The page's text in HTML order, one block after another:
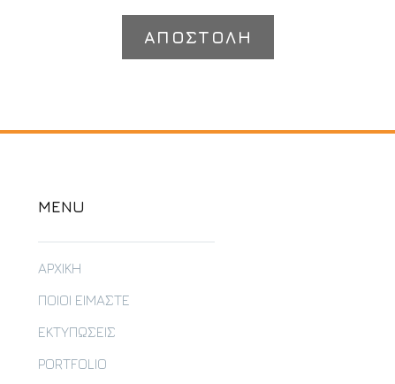
MENU
ΑΡΧΙΚΗ
ΠΟΙΟΙ ΕΙΜΑΣΤΕ
ΕΚΤΥΠΩΣΕΙΣ
PORTFOLIO